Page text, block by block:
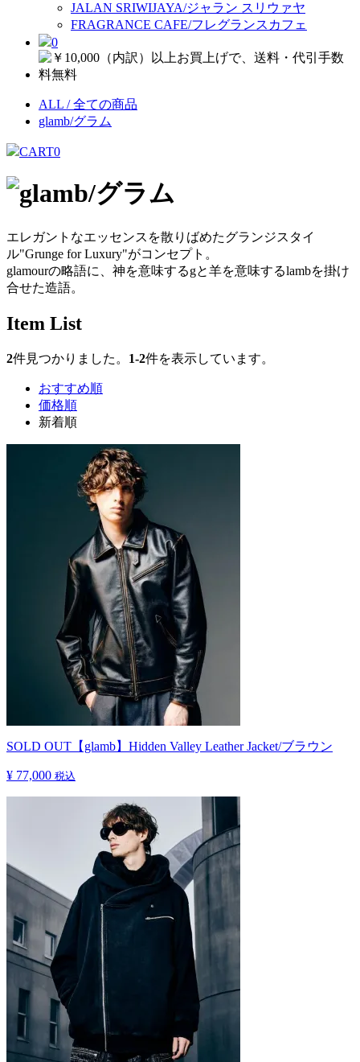
JALAN SRIWIJAYA/ジャラン スリウァヤ
FRAGRANCE CAFE/フレグランスカフェ
0
ALL / 全ての商品
glamb/グラム
CART0
エレガントなエッセンスを散りばめたグランジスタイ
ル"Grunge for Luxury"がコンセプト。
glamourの略語に、神を意味するgと羊を意味するlambを掛け
合せた造語。
Item List
2件見つかりました。 1-2件を表示しています。
おすすめ順
価格順
新着順
SOLD OUT 【glamb】Hidden Valley Leather Jacket/ブラウン
¥ 77,000 税込